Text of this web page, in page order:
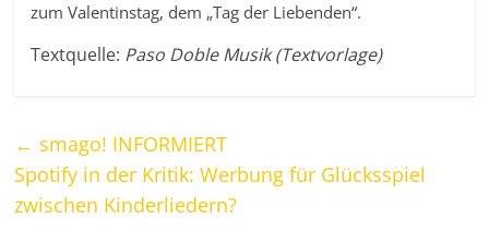
zum Valentinstag, dem „Tag der Liebenden“.
Textquelle: Paso Doble Musik (Textvorlage)
← smago! INFORMIERT
Spotify in der Kritik: Werbung für Glücksspiel
zwischen Kinderliedern?